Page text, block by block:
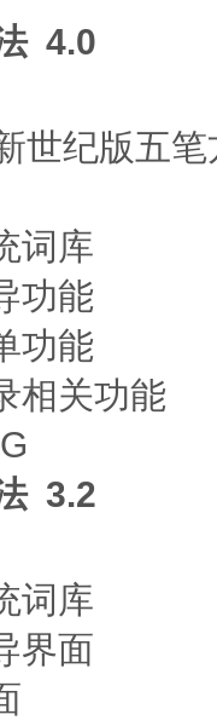
4.0
纪版五笔
词库
功能
功能
关功能
3.2
词库
界面